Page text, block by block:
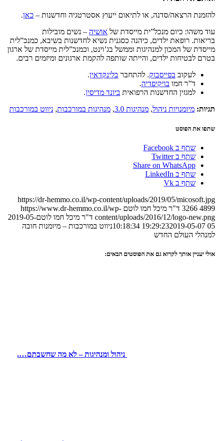
להזמנת הרצאה/סדנה, או לתיאום ייעוץ אסטרטגיה וחדשנות – כאן.
עוד משהו: כיום מנכל”ית מייסדת של אושיה – נשים מובילות
בריאות. רופאת ילדים, כיהנה כסגנית נשיא לחדשנות בשיבא, כמנכ”לית
מייסדת של המכון למנהיגות וממשל בג’וינט, וכמנכ”לית מייסדת של ארגון
בטרם לבטיחות ילדים, והייתה שותפה להקמת ארגונים ומיזמים רבים.
לעקוב בפייסבוק. להתחבר בלינקדאין.
ד”ר חמו בויקיפדיה.
למגזין החדשנות הרפואית ביונד מדיסין.
תגיות: מיומנויות ניהול, מנהיגות 3.0 , מנהיגות במורכבות, ניווט במורכבות
שתפו את הפוסט
שתף ב Facebook
שתף ב Twitter
Share on WhatsApp
שתף ב LinkedIn
שתף ב Vk
https://dr-hemmo.co.il/wp-content/uploads/2019/05/micosoft.jpg
3266 4899 ד"ר מיכל חמו לוטם https://www.dr-hemmo.co.il/wp-
content/uploads/2016/12/logo-new.png ד"ר מיכל חמו לוטם2019-05-
05 19:29:23
2019-05-07 10:18:34
ניווט במורכבות – מיומנות חובה
למנהלי העולם החדש
אולי יעניין אותך לקרוא גם את הפוסטים הבאים:
ניהול ומנהיגות – לא מה שחשבתם….